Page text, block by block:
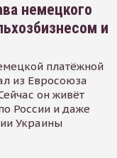
немецкого
и
платёжной
из Евросоюза
он живёт
России и даже
Украины